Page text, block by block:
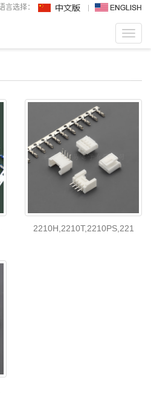
言选择：
2210H,2210T,2210PS,221